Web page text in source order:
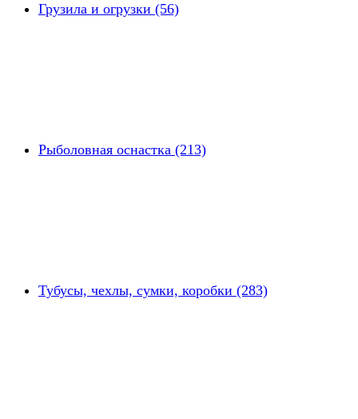
Грузила и огрузки (56)
Рыболовная оснастка (213)
Тубусы, чехлы, сумки, коробки (283)